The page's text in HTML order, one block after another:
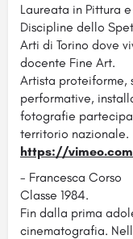
Laureata in Pittura
Discipline dello
Arti di Torino dove
docente Fine Art.
Artista proteiforme,
performative,
fotografie
territorio nazionale.
https://
- Francesca Corso
Classe 1984.
Fin dalla prima
cinematografia.